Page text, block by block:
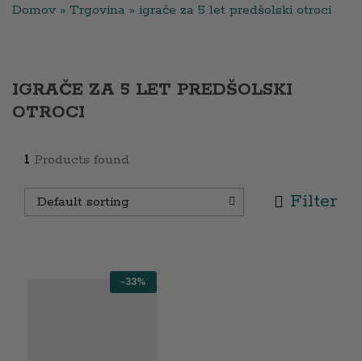
Domov » Trgovina » igrače za 5 let predšolski otroci
IGRAČE ZA 5 LET PREDŠOLSKI
OTROCI
1 Products found
Filter
Default sorting
-33%